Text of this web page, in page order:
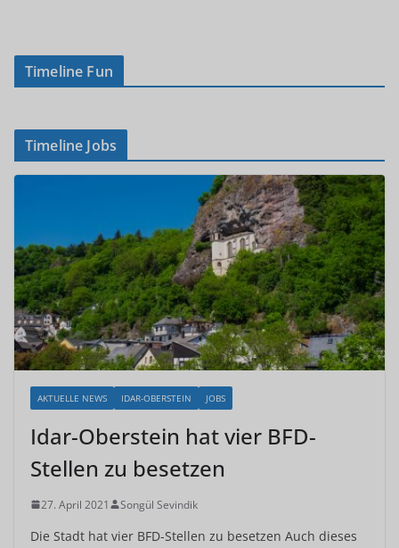
Timeline Fun
Timeline Jobs
AKTUELLE NEWS IDAR-OBERSTEIN JOBS
Idar-Oberstein hat vier BFD-
Stellen zu besetzen
27. April 2021 Songül Sevindik
Die Stadt hat vier BFD-Stellen zu besetzen Auch dieses